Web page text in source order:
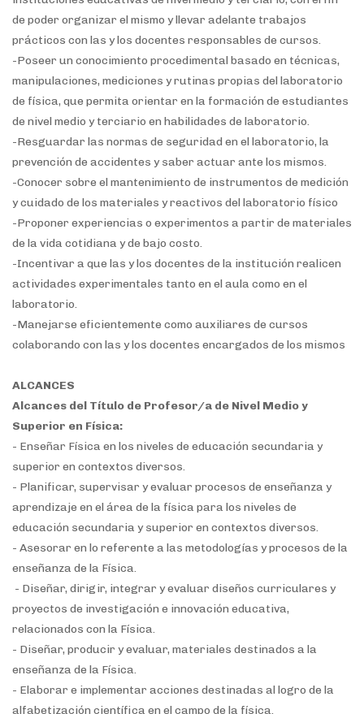
de poder organizar el mismo y llevar adelante trabajos
prácticos con las y los docentes responsables de cursos.
-Poseer un conocimiento procedimental basado en técnicas,
manipulaciones, mediciones y rutinas propias del laboratorio
de física, que permita orientar en la formación de estudiantes
de nivel medio y terciario en habilidades de laboratorio.
-Resguardar las normas de seguridad en el laboratorio, la
prevención de accidentes y saber actuar ante los mismos.
-Conocer sobre el mantenimiento de instrumentos de medición
y cuidado de los materiales y reactivos del laboratorio físico
-Proponer experiencias o experimentos a partir de materiales
de la vida cotidiana y de bajo costo.
-Incentivar a que las y los docentes de la institución realicen
actividades experimentales tanto en el aula como en el
laboratorio.
-Manejarse eficientemente como auxiliares de cursos
colaborando con las y los docentes encargados de los mismos
ALCANCES
Alcances del Título de Profesor/a de Nivel Medio y
Superior en Física:
- Enseñar Física en los niveles de educación secundaria y
superior en contextos diversos.
- Planificar, supervisar y evaluar procesos de enseñanza y
aprendizaje en el área de la física para los niveles de
educación secundaria y superior en contextos diversos.
- Asesorar en lo referente a las metodologías y procesos de la
enseñanza de la Física.
- Diseñar, dirigir, integrar y evaluar diseños curriculares y
proyectos de investigación e innovación educativa,
relacionados con la Física.
- Diseñar, producir y evaluar, materiales destinados a la
enseñanza de la Física.
- Elaborar e implementar acciones destinadas al logro de la
alfabetización científica en el campo de la física.